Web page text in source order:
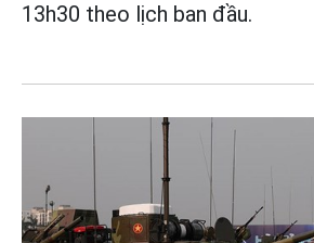
13h30 theo lịch ban đầu.